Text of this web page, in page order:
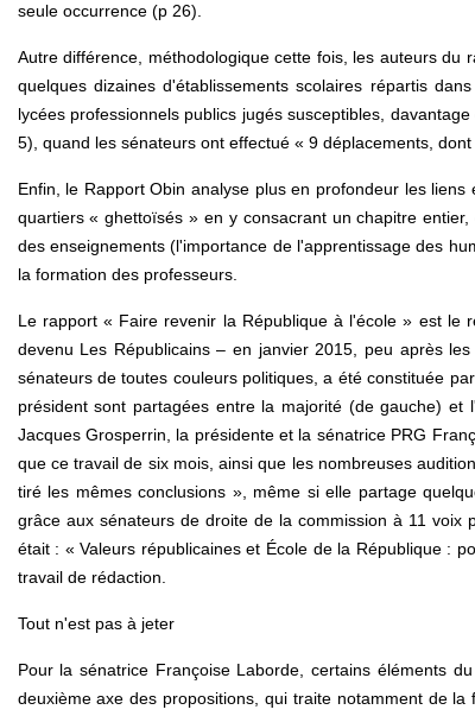
seule occurrence (p 26).
Autre différence, méthodologique cette fois, les auteurs
quelques dizaines d'établissements scolaires répartis
lycées professionnels publics jugés susceptibles,
5), quand les sénateurs ont effectué « 9 déplacements,
Enfin, le Rapport Obin analyse plus en profondeur les
quartiers « ghettoïsés » en y consacrant un chapitre
des enseignements (l'importance de l'apprentissage des
la formation des professeurs.
Le rapport « Faire revenir la République à l'école » est le
devenu Les Républicains – en janvier 2015, peu après
sénateurs de toutes couleurs politiques, a été constituée
président sont partagées entre la majorité (de gauche)
Jacques Grosperrin, la présidente et la sénatrice PRG
que ce travail de six mois, ainsi que les nombreuses
tiré les mêmes conclusions », même si elle partage
grâce aux sénateurs de droite de la commission à 11
était : « Valeurs républicaines et École de la République :
travail de rédaction.
Tout n'est pas à jeter
Pour la sénatrice Françoise Laborde, certains éléments
deuxième axe des propositions, qui traite notamment de